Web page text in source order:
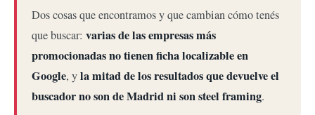
Dos cosas que encontramos y que cambian cómo tenés
que buscar: varias de las empresas más
promocionadas no tienen ficha localizable en
Google, yla mitad de los resultados que devuelve el
buscador no son de Madrid ni son steel framing.